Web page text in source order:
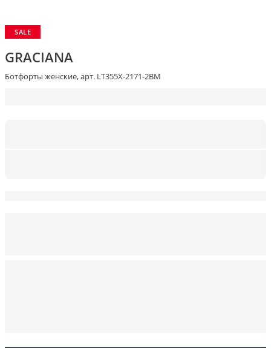
SALE
GRACIANA
Ботфорты женские, арт. LT355X-2171-2BM